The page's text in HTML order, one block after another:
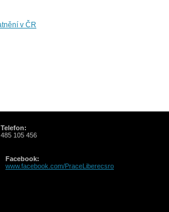
Telefon:
485 105 456
Facebook:
www.facebook.com/PraceLiberecsro